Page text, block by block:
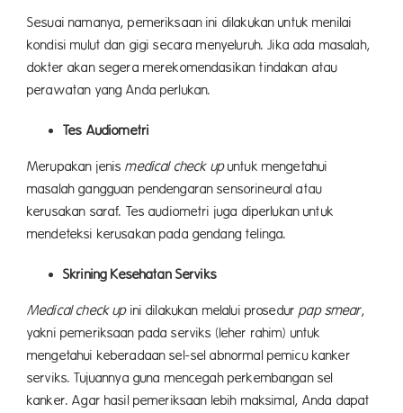
Sesuai namanya, pemeriksaan ini dilakukan untuk menilai
kondisi mulut dan gigi secara menyeluruh. Jika ada masalah,
dokter akan segera merekomendasikan tindakan atau
perawatan yang Anda perlukan.
Tes Audiometri
Merupakan jenismedical check upuntuk mengetahui
masalah gangguan pendengaran sensorineural atau
kerusakan saraf. Tes audiometri juga diperlukan untuk
mendeteksi kerusakan pada gendang telinga.
Skrining Kesehatan Serviks
Medical check upini dilakukan melalui prosedurpap smear,
yakni pemeriksaan pada serviks (leher rahim) untuk
mengetahui keberadaan sel-sel abnormal pemicu kanker
serviks. Tujuannya guna mencegah perkembangan sel
kanker. Agar hasil pemeriksaan lebih maksimal, Anda dapat